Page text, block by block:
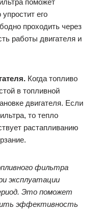
его
проходить через
работы двигателя и
Когда топливо
в топливной
двигателя. Если
то тепло
растапливанию
фильтра
эксплуатации
Это поможет
эффективность